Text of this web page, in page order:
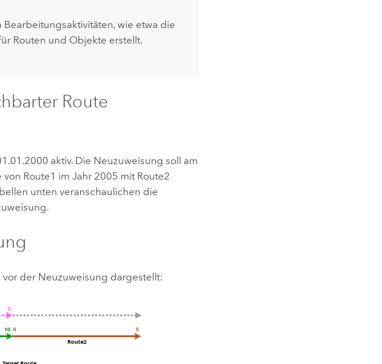
Bearbeitungsaktivitäten, wie etwa die
Routen und Objekte erstellt.
Route
aktiv. Die Neuzuweisung soll am
Route1 im Jahr 2005 mit Route2
unten veranschaulichen die
der Neuzuweisung dargestellt: